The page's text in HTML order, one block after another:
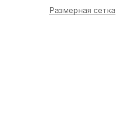
Размерная сетка